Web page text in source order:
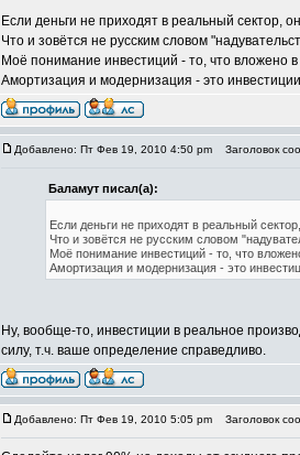
Если деньги не приходят в реальный сектор,
Что и зовётся не русским словом
Моё понимание инвестиций - то, что вложено в
Амортизация и модернизация - это
Добавлено: Пт Фев 19, 2010 4:50 pm Заголовок
Баламут писал(а):
Если деньги не приходят в реальный
Что и зовётся не русским словом
Моё понимание инвестиций - то, что
Амортизация и модернизация - это
Ну, вообще-то, инвестиции в реальное
силу, т.ч. ваше определение справедливо.
Добавлено: Пт Фев 19, 2010 5:05 pm Заголовок